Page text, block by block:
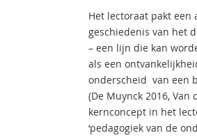
Het lectoraat pakt
geschiedenis van het
– een lijn die kan
als een
onderscheid van een
(De Muynck 2016, Van
kernconcept in het
‘pedagogiek van de